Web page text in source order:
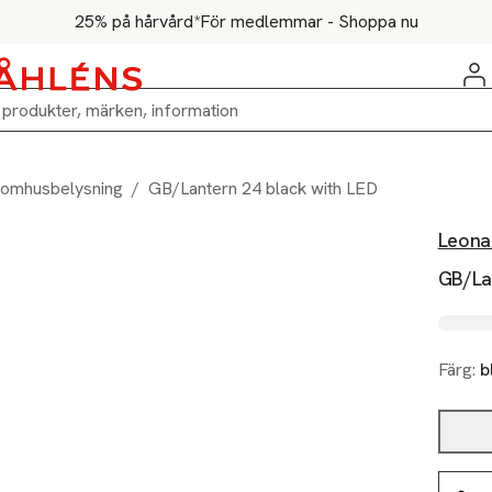
25% på hårvård*För medlemmar - Shoppa nu
/ GB/Lantern 24 black with LED
GB/
Färg: